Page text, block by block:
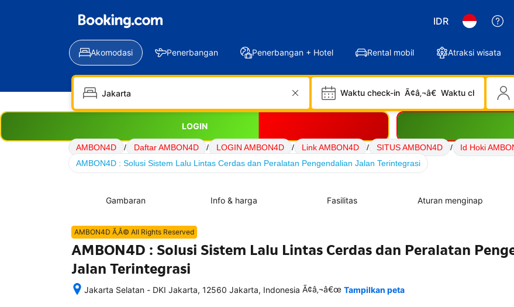
IDR
Akomodasi Penerbangan Penerbangan + Hotel Rental mobil Atraksi wisata
Waktu check-in Ã¢â‚¬â€ Waktu check-out
LOGIN
AMBON4D / Daftar AMBON4D / LOGIN AMBON4D / Link AMBON4D / SITUS AMBON4D / Id Hoki
AMBON4D : Solusi Sistem Lalu Lintas Cerdas dan Peralatan Pengendalian Jalan Terintegrasi
Gambaran Info & harga Fasilitas Aturan menginap
AMBON4D Ã‚Â© All Rights Reserved
AMBON4D : Solusi Sistem Lalu Lintas Cerdas dan Peralatan
Jalan Terintegrasi
Jakarta Selatan - DKI Jakarta, 12560 Jakarta, Indonesia Ã¢â‚¬â€œ Tampilkan peta